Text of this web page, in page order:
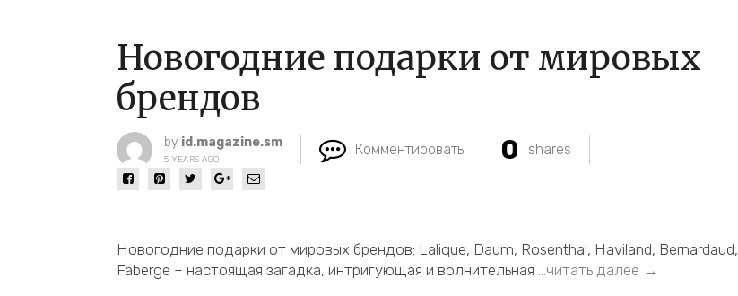
Новогодние подарки от мировых
брендов
by id.magazine.sm
5 YEARS AGO
Комментировать 0 shares
Новогодние подарки от мировых брендов: Lalique, Daum, Rosenthal, Haviland, Bernardaud,
Faberge – настоящая загадка, интригующая и волнительная …читать далее →